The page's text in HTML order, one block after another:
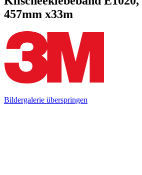
457mm x33m
Bildergalerie überspringen